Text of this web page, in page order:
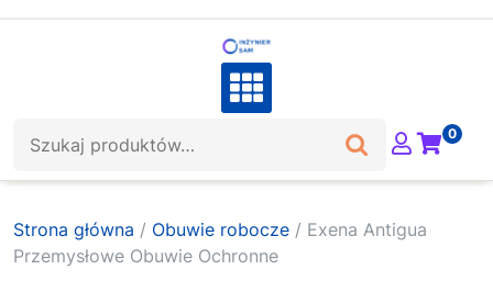
0
Strona główna / Obuwie robocze / Exena Antigua
Przemysłowe Obuwie Ochronne